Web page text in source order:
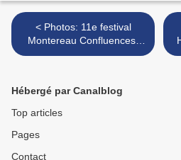
< Photos: 11e festival
Montereau Confluences-
France june 8-9, 2007
Hébergé par Canalblog
Top articles
Pages
Contact